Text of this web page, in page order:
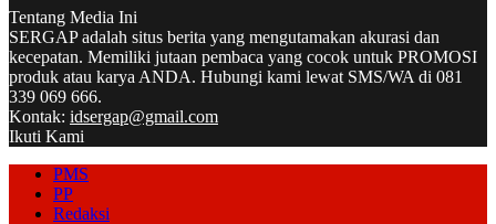
Tentang Media Ini
SERGAP adalah situs berita yang mengutamakan akurasi dan
kecepatan. Memiliki jutaan pembaca yang cocok untuk PROMOSI
produk atau karya ANDA. Hubungi kami lewat SMS/WA di 081
339 069 666.
Kontak: idsergap@gmail.com
Ikuti Kami
PMS
PP
Redaksi